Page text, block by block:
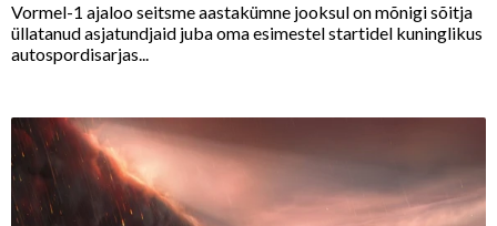
Vormel-1 ajaloo seitsme aastakümne jooksul on mõnigi sõitja
üllatanud asjatundjaid juba oma esimestel startidel kuninglikus
autospordisarjas...